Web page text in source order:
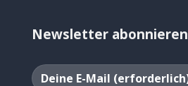
Newsletter abonnieren